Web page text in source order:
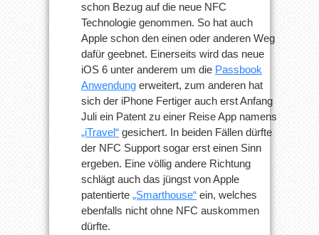
schon Bezug auf die neue NFC
Technologie genommen. So hat auch
Apple schon den einen oder anderen Weg
dafür geebnet. Einerseits wird das neue
iOS 6 unter anderem um die Passbook
Anwendung erweitert, zum anderen hat
sich der iPhone Fertiger auch erst Anfang
Juli ein Patent zu einer Reise App namens
„iTravel“ gesichert. In beiden Fällen dürfte
der NFC Support sogar erst einen Sinn
ergeben. Eine völlig andere Richtung
schlägt auch das jüngst von Apple
patentierte „Smarthouse“ ein, welches
ebenfalls nicht ohne NFC auskommen
dürfte.